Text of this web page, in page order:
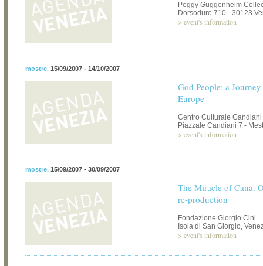
Peggy Guggenheim
Dorsoduro 710 - 30123
> event's information
mostre, 15/09/2007 - 14/10/2007
God People: a
Europe
Centro Culturale Candiani
Piazzale Candiani 7 -
> event's information
mostre, 15/09/2007 - 30/09/2007
The Miracle of Cana.
re-production
Fondazione Giorgio Cini
Isola di San Giorgio,
> event's information